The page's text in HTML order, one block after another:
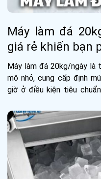
Máy làm đá
giá rẻ khiến bạn
Máy làm đá 20kg/ngày
mô nhỏ, cung cấp định
giờ ở điều kiện tiêu